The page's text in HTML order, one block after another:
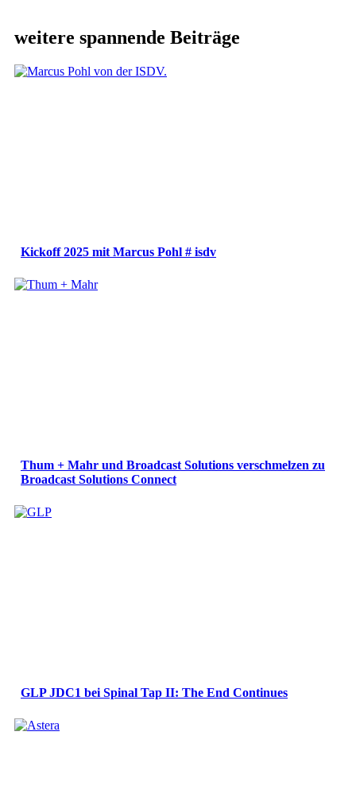
weitere spannende Beiträge
Kickoff 2025 mit Marcus Pohl # isdv
Thum + Mahr und Broadcast Solutions verschmelzen zu
Broadcast Solutions Connect
GLP JDC1 bei Spinal Tap II: The End Continues